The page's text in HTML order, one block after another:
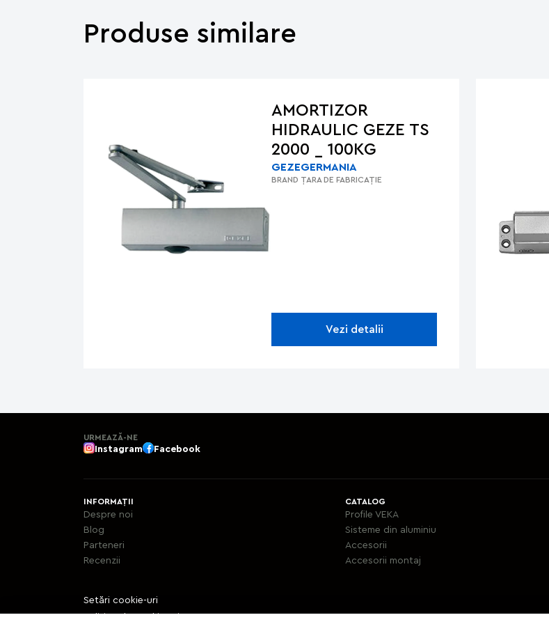
Produse similare
AMORTIZOR
HIDRAULIC GEZE TS
2000 _ 100KG
GEZE
BRAND
GERMANIA
ȚARA DE FABRICAȚIE
Vezi detalii
URMEAZĂ-NE
Instagram Facebook
INFORMAȚII
Despre noi
Blog
Parteneri
Recenzii
CATALOG
Profile VEKA
Sisteme din aluminiu
Accesorii
Аccesorii montaj
Setări cookie-uri